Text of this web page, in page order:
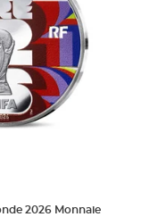
2026 Monnaie